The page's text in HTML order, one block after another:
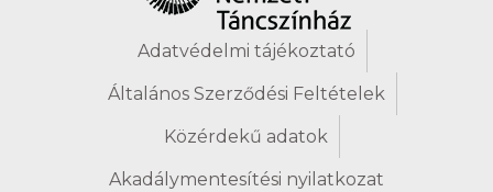
Adatvédelmi tájékoztató
Általános Szerződési Feltételek
Közérdekű adatok
Akadálymentesítési nyilatkozat